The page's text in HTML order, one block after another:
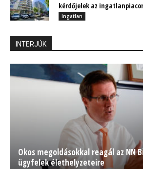
kérdőjelek az
Ingatlan
INTERJÚK
Okos megoldásokkal reagál az NN
ügyfelek élethelyzeteire